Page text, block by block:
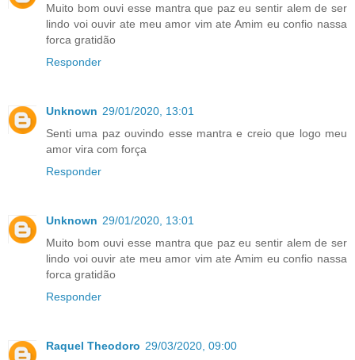
Muito bom ouvi esse mantra que paz eu sentir alem de ser
lindo voi ouvir ate meu amor vim ate Amim eu confio nassa
forca gratidão
Responder
Unknown 29/01/2020, 13:01
Senti uma paz ouvindo esse mantra e creio que logo meu
amor vira com força
Responder
Unknown 29/01/2020, 13:01
Muito bom ouvi esse mantra que paz eu sentir alem de ser
lindo voi ouvir ate meu amor vim ate Amim eu confio nassa
forca gratidão
Responder
Raquel Theodoro 29/03/2020, 09:00